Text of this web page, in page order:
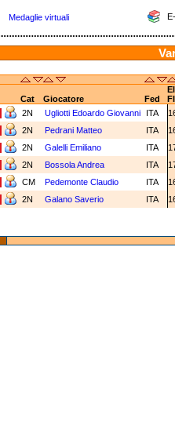
Medaglie virtuali
Cat Giocatore Fed
2N Ugliotti Edoardo Giovanni ITA
2N Pedrani Matteo ITA
2N Galelli Emiliano ITA
2N Bossola Andrea ITA
CM Pedemonte Claudio ITA
2N Galano Saverio ITA